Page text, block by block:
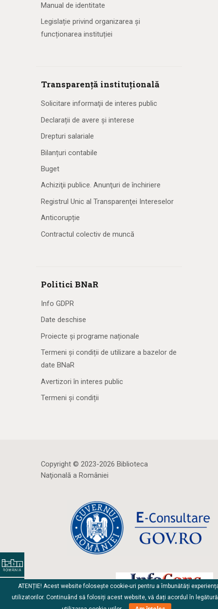
Manual de identitate
Legislație privind organizarea și
funcționarea instituției
Transparență instituțională
Solicitare informaţii de interes public
Declarații de avere și interese
Drepturi salariale
Bilanțuri contabile
Buget
Achiziţii publice. Anunţuri de închiriere
Registrul Unic al Transparenţei Intereselor
Anticorupție
Contractul colectiv de muncă
Politici BNaR
Info GDPR
Date deschise
Proiecte și programe naționale
Termeni și condiții de utilizare a bazelor de
date BNaR
Avertizori în interes public
Termeni și condiții
Copyright © 2023-2026 Biblioteca
Naţională a României
ATENȚIE! Acest website folosește cookie-uri pentru a îmbunătăți
utilizatorilor. Continuând să folosiți acest website, vă dați acordul în